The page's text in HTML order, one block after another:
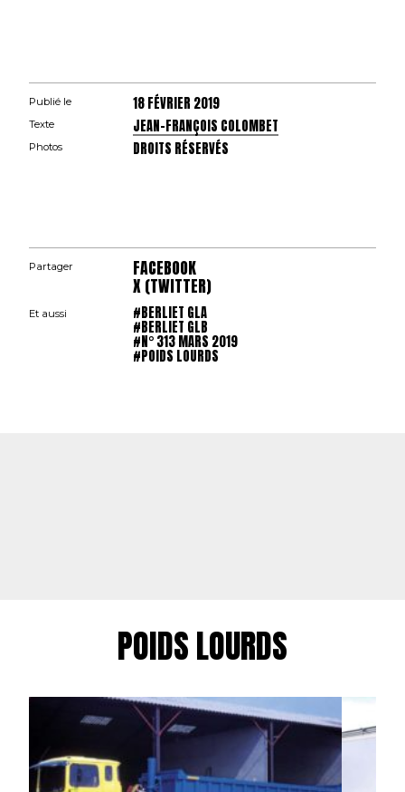
Publié le 18 FÉVRIER 2019
Texte JEAN-FRANÇOIS COLOMBET
Photos DROITS RÉSERVÉS
Partager FACEBOOK
X (TWITTER)
Et aussi #BERLIET GLA
#BERLIET GLB
#N° 313 MARS 2019
#POIDS LOURDS
POIDS LOURDS